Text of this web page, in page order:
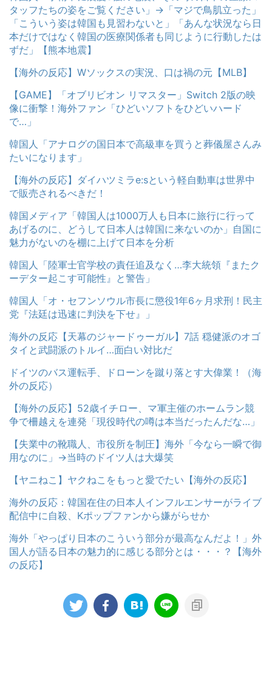
タッフたちの姿をご覧ください」→「マジで鳥肌立った」
「こういう姿は韓国も見習わないと」「あんな状況なら日
本だけではなく韓国の医療関係者も同じように行動したは
ずだ」【熊本地震】
【海外の反応】Wソックスの実況、口は禍の元【MLB】
【GAME】「オブリビオン リマスター」Switch 2版の映
像に衝撃！海外ファン「ひどいソフトをひどいハード
で…」
韓国人「アナログの国日本で高級車を買うと葬儀屋さんみ
たいになります」
【海外の反応】ダイハツミラe:sという軽自動車は世界中
で販売されるべきだ！
韓国メディア「韓国人は1000万人も日本に旅行に行って
あげるのに、どうして日本人は韓国に来ないのか」自国に
魅力がないのを棚に上げて日本を分析
韓国人「陸軍士官学校の責任追及なく…李大統領『またク
ーデター起こす可能性』と警告」
韓国人「オ・セフンソウル市長に懲役1年6ヶ月求刑！民主
党『法廷は迅速に判決を下せ』」
海外の反応【天幕のジャードゥーガル】7話 穏健派のオゴ
タイと武闘派のトルイ…面白い対比だ
ドイツのバス運転手、ドローンを蹴り落とす大偉業！（海
外の反応）
【海外の反応】52歳イチロー、マ軍主催のホームラン競
争で柵越えを連発「現役時代の噂は本当だったんだな…」
【失業中の靴職人、市役所を制圧】海外「今なら一瞬で御
用なのに」→当時のドイツ人は大爆笑
【ヤニねこ】ヤクねこをもっと愛でたい【海外の反応】
海外の反応：韓国在住の日本人インフルエンサーがライブ
配信中に自殺、Kポップファンから嫌がらせか
海外「やっぱり日本のこういう部分が最高なんだよ！」外
国人が語る日本の魅力的に感じる部分とは・・・？【海外
の反応】